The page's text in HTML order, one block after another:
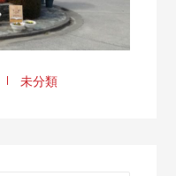
未分類